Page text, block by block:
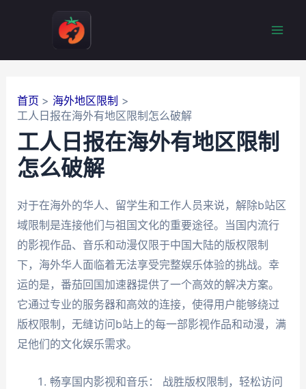
首页
海外地区限制
工人日报在海外有地区限制怎么破解
工人日报在海外有地区限制
怎么破解
对于在海外的华人、留学生和工作人员来说，解除b站区
域限制是连接他们与祖国文化的重要途径。当国内流行
的影视作品、音乐和动漫仅限于中国大陆的版权限制
下，海外华人面临着无法享受完整娱乐体验的挑战。幸
运的是，番茄回国加速器提供了一个高效的解决方案。
它通过专业的服务器和高效的连接，使得用户能够绕过
版权限制，无缝访问b站上的每一部影视作品和动漫，满
足他们的文化娱乐需求。
畅享国内影视和音乐： 战胜版权限制，轻松访问